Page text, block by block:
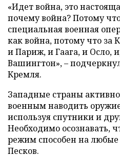
«Идет война, это
почему война? Потому
специальная военная
как война, потому что за
и Париж, и Гаага, и Осло,
Вашингтон», –
Кремля.
Западные страны
военным наводить
используя спутники и
Необходимо осознавать,
режим способен на
Песков.